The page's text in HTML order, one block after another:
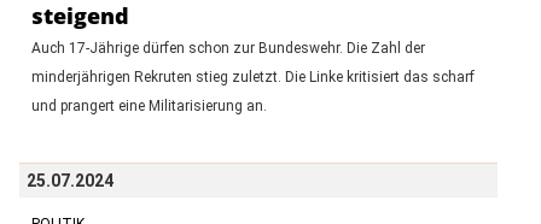
steigend
Auch 17-Jährige dürfen schon zur Bundeswehr. Die Zahl der
minderjährigen Rekruten stieg zuletzt. Die Linke kritisiert das scharf
und prangert eine Militarisierung an.
25.07.2024